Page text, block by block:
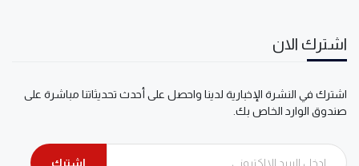
اشترك الان
اشترك في النشرة الإخبارية لدينا واحصل على أحدث تحديثاتنا مباشرة على
صندوق الوارد الخاص بك.
اشترك